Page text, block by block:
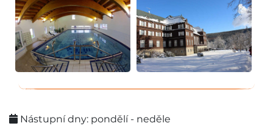
Nástupní dny: pondělí - neděle